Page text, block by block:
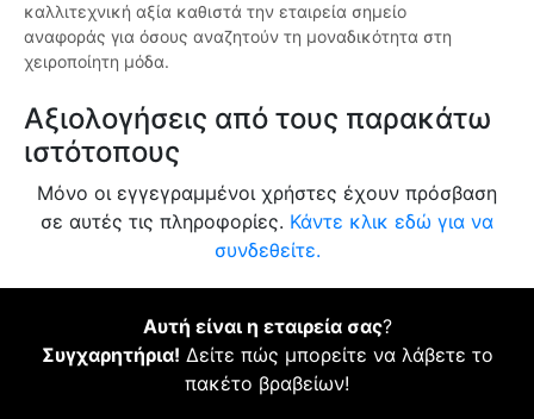
καλλιτεχνική αξία καθιστά την εταιρεία σημείο
αναφοράς για όσους αναζητούν τη μοναδικότητα στη
χειροποίητη μόδα.
Αξιολογήσεις από τους παρακάτω
ιστότοπους
Μόνο οι εγγεγραμμένοι χρήστες έχουν πρόσβαση
σε αυτές τις πληροφορίες. Κάντε κλικ εδώ για να
συνδεθείτε.
Αυτή είναι η εταιρεία σας?
Συγχαρητήρια! Δείτε πώς μπορείτε να λάβετε το
πακέτο βραβείων!